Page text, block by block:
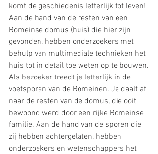
komt de geschiedenis letterlijk tot leven!
Aan de hand van de resten van een
Romeinse domus (huis) die hier zijn
gevonden, hebben onderzoekers met
behulp van multimediale technieken het
huis tot in detail toe weten op te bouwen.
Als bezoeker treedt je letterlijk in de
voetsporen van de Romeinen. Je daalt af
naar de resten van de domus, die ooit
bewoond werd door een rijke Romeinse
familie. Aan de hand van de sporen die
zij hebben achtergelaten, hebben
onderzoekers en wetenschappers het